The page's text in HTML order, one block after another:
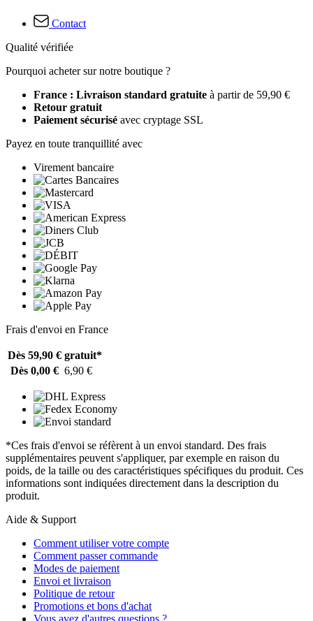
Contact
Qualité vérifiée
Pourquoi acheter sur notre boutique ?
France : Livraison standard gratuite à partir de 59,90 €
Retour gratuit
Paiement sécurisé avec cryptage SSL
Payez en toute tranquillité avec
Virement bancaire
Frais d'envoi en France
Dès 59,90 € gratuit*
Dès 0,00 € 6,90 €
*Ces frais d'envoi se réfèrent à un envoi standard. Des frais
supplémentaires peuvent s'appliquer, par exemple en raison du
poids, de la taille ou des caractéristiques spécifiques du produit. Ces
informations sont indiquées directement dans la description du
produit.
Aide & Support
Comment utiliser votre compte
Comment passer commande
Modes de paiement
Envoi et livraison
Politique de retour
Promotions et bons d'achat
Vous avez d'autres questions ?